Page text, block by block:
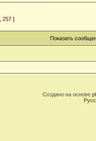
257 ]
Показать
Создано на основе